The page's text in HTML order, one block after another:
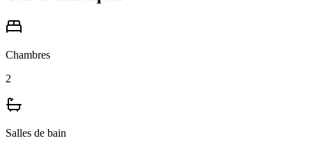
Chambres
2
Salles de bain